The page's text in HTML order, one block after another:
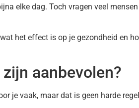
elke dag. Toch vragen veel
het effect is op je gezondheid en
aanbevolen?
je vaak, maar dat is geen harde